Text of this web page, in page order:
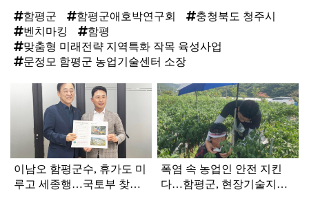
함평군 함평군애호박연구회
충청북도 청주시
벤치마킹
함평
맞춤형 미래전략 지역특화 작목 육성사업
문정모 함평군 농업기술센터 소장
이남오 함평군수, 휴가도 미
루고 세종행…국토부 찾아
폭염 속 농업인 안전 지킨
다…함평군, 현장기술지원